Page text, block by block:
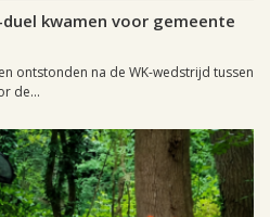
kwamen voor gemeente
ontstonden na de WK-wedstrijd tussen
de...